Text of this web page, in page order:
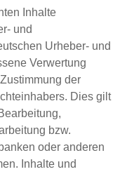
Inhalte
und
Urheber- und
Verwertung
der
Dies gilt
bzw.
oder anderen
Inhalte und